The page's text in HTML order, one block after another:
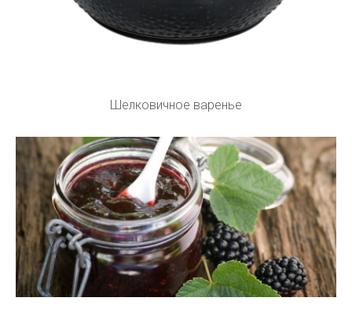
Шелковичное варенье